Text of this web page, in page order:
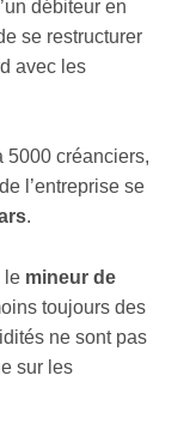
débiteur en
se restructurer
avec les
5000 créanciers,
l’entreprise se
.
le mineur de
toujours des
ne sont pas
sur les